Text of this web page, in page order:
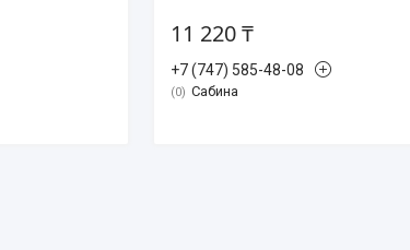
11 220 ₸
+7 (747) 585-48-08
0 Сабина